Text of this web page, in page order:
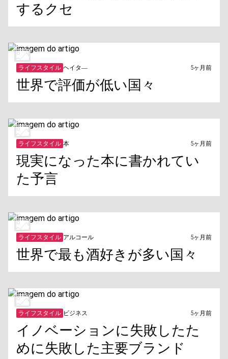
するクセ
ライフスタイル ヘイタ― 5ヶ月前
世界で評価が低い国々
ライフスタイル 本 5ヶ月前
現実になった本に書かれてい
た予言
ライフスタイル アルコール 5ヶ月前
世界で最も酒好きが多い国々
ライフスタイル ビジネス 5ヶ月前
イノベーションに失敗したた
めに失敗した主要ブランド